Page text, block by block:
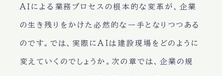
AIによる業務プロセスの根本的な変革が、企業
の生き残りをかけた必然的な一手となりつつある
のです。では、実際にAIは建設現場をどのように
変えていくのでしょうか。次の章では、企業の規